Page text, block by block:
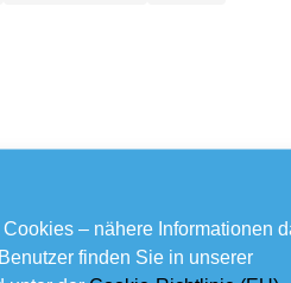
– nähere Informationen
finden Sie in unserer